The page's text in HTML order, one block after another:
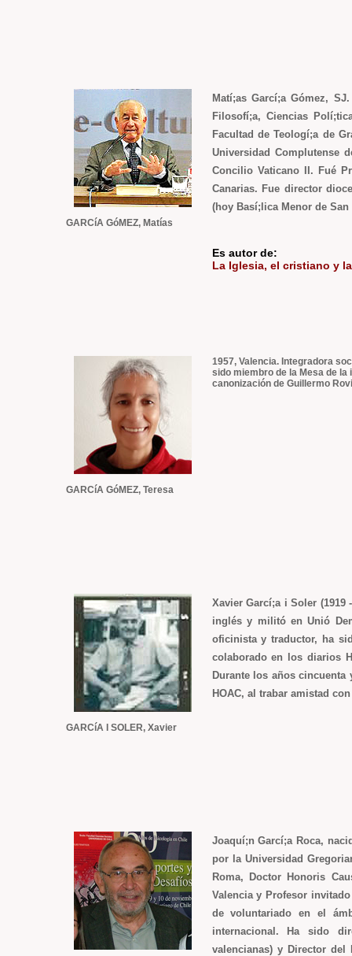
GARCíA GóMEZ, Matías
Matí;as Garcí;a Gómez,
Filosofí;a, Ciencias
Facultad de Teologí;a de
Universidad Complutense
Concilio Vaticano II. Fué
Canarias. Fue director
(hoy Basí;lica Menor de
Es autor de:
La Iglesia, el cristiano y
GARCíA GóMEZ, Teresa
1957, Valencia. Integradora
sido miembro de la Mesa de
canonización de Guillermo
GARCíA I SOLER, Xavier
Xavier Garcí;a i Soler
inglés y militó en Unió
oficinista y traductor, ha
colaborado en los diarios
Durante los años
HOAC, al trabar amistad
Joaquí;n Garcí;a Roca,
por la Universidad
Roma, Doctor Honoris
Valencia y Profesor
de voluntariado en el
internacional. Ha sido
valencianas) y Director